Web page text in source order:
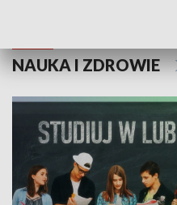
NAUKA I ZDROWIE